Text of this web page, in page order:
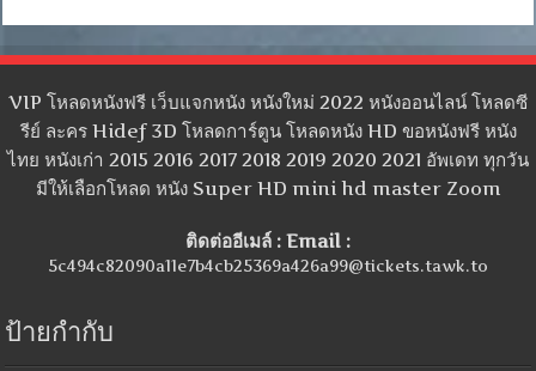
VIP โหลดหนังฟรี เว็บแจกหนัง หนังใหม่ 2022 หนังออนไลน์ โหลดซี
รีย์ ละคร Hidef 3D โหลดการ์ตูน โหลดหนัง HD ขอหนังฟรี หนัง
ไทย หนังเก่า 2015 2016 2017 2018 2019 2020 2021 อัพเดท ทุกวัน
มีให้เลือกโหลด หนัง Super HD mini hd master Zoom
ติดต่ออีเมล์ : Email :
5c494c82090a11e7b4cb25369a426a99@tickets.tawk.to
ป้ายกำกับ